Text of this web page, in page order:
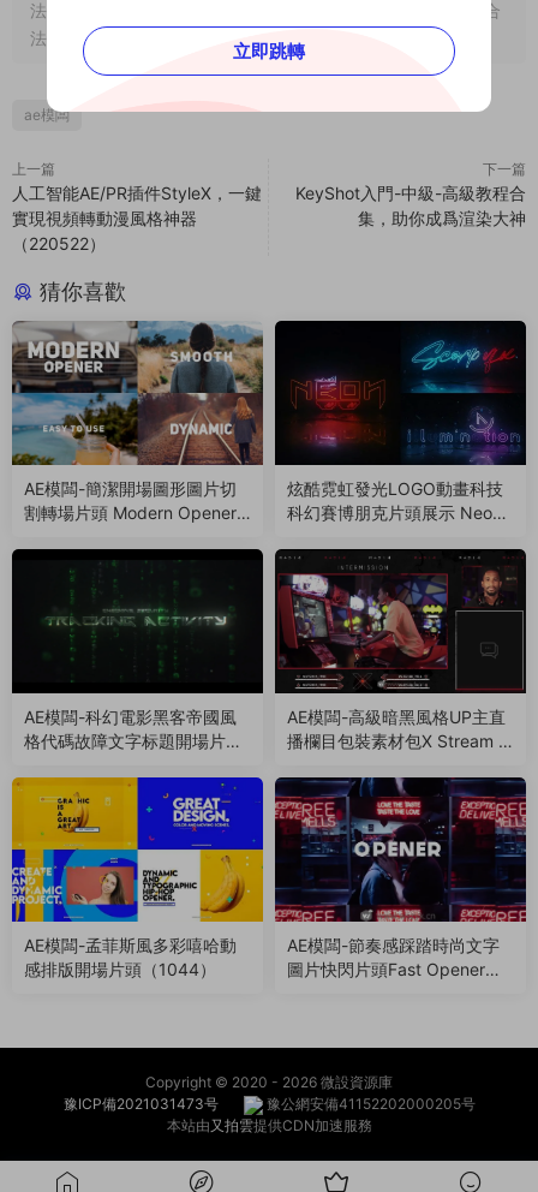
法用途，否則，一切後果由用戶自負。若本站内容侵犯了您的合
法權益，可及時
進行删除！
ae模闆
上一篇
人工智能AE/PR插件StyleX，一鍵
實現視頻轉動漫風格神器
（220522）
下一篇
KeyShot入門-中級-高級教程合
集，助你成爲渲染大神
猜你喜歡
AE模闆-簡潔開場圖形圖片切
割轉場片頭 Modern Opener
炫酷霓虹發光LOGO動畫科技
科幻賽博朋克片頭展示 Neon
AE模闆-科幻電影黑客帝國風
格代碼故障文字标題開場片頭
AE模闆-高級暗黑風格UP主直
播欄目包裝素材包X Stream P
AE模闆-孟菲斯風多彩嘻哈動
感排版開場片頭（1044）
AE模闆-節奏感踩踏時尚文字
圖片快閃片頭Fast Opener（1
Copyright © 2020 - 2026 微設資源庫
豫ICP備2021031473号
豫公網安備41152202000205号
本站由又拍雲提供CDN加速服務
立即跳轉